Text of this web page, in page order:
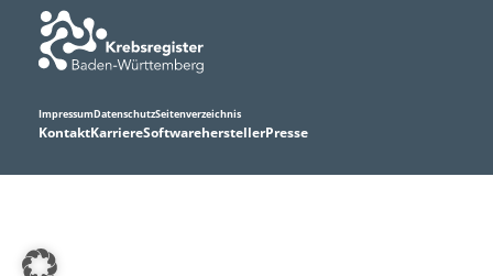
KontaktKarriereSoftwareherstellerPresse
ImpressumDatenschutzSeitenverzeichnis